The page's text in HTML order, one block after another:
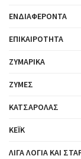
ΕΝΔΙΑΦΈΡΟΝΤΑ
ΕΠΙΚΑΙΡΌΤΗΤΑ
ΖΥΜΑΡΙΚΆ
ΖΎΜΕΣ
ΚΑΤΣΑΡΌΛΑΣ
ΚΈΙΚ
ΛΊΓΑ ΛΌΓΙΑ ΚΑΙ